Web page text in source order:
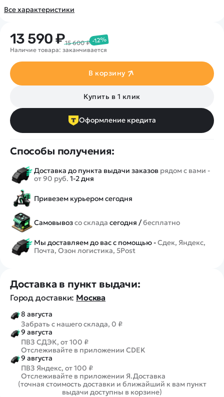
Все характеристики
13 590 ₽15 600 ₽ -12%
Наличие товара: заканчивается
В корзину
Купить в 1 клик
Оформление кредита
Способы получения:
Доставка до пункта выдачи заказов рядом с вами -
от 90 руб. 1-2 дня
Привезем курьером сегодня
Самовывозсо склада сегодня /бесплатно
Мы доставляем до вас с помощью -Сдек, Яндекс,
Почта, Озон логистика, 5Post
Доставка в пункт выдачи:
Город доставки: Москва
8 августа
Забрать с нашего склада, 0 ₽
9 августа
ПВЗ СДЭК, от 100 ₽
Отслеживайте в приложении CDEK
9 августа
ПВЗ Яндекс, от 100 ₽
Отслеживайте в приложении Я.Доставка
(точная стоимость доставки и ближайший к вам пункт
выдачи доступны в корзине)